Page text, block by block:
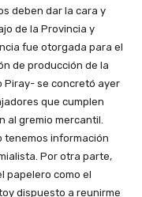
deben dar la cara y
de la Provincia y
fue otorgada para el
de producción de la
Piray- se concretó ayer
que cumplen
al gremio mercantil.
tenemos información
Por otra parte,
papelero como el
dispuesto a reunirme